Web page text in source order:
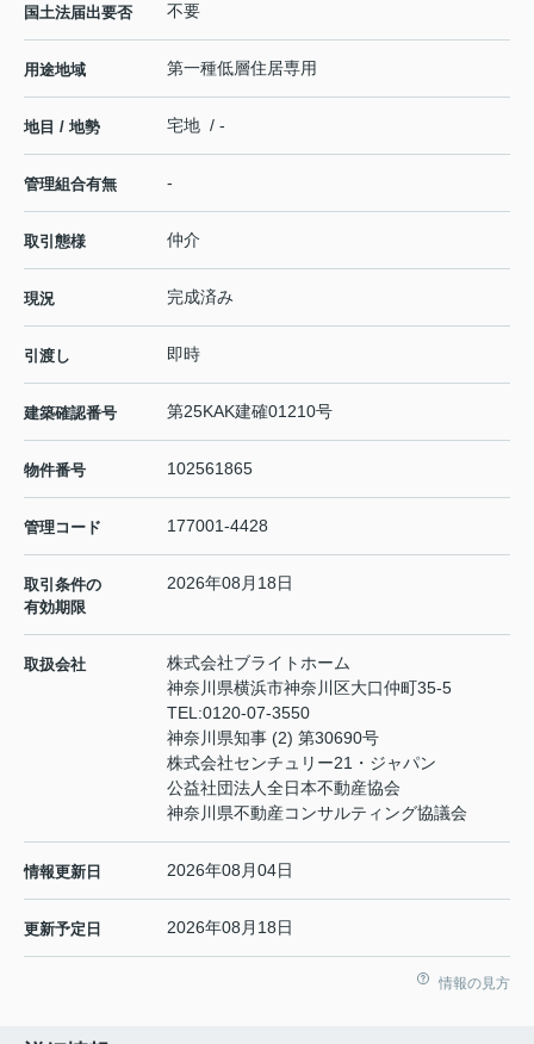
国土法届出要否 不要
用途地域 第一種低層住居専用
地目 / 地勢 宅地 / -
管理組合有無 -
取引態様 仲介
現況 完成済み
引渡し 即時
建築確認番号 第25KAK建確01210号
物件番号 102561865
管理コード 177001-4428
取引条件の
有効期限
2026年08月18日
取扱会社
株式会社ブライトホーム
神奈川県横浜市神奈川区大口仲町35-5
TEL:0120-07-3550
神奈川県知事 (2) 第30690号
株式会社センチュリー21・ジャパン
公益社団法人全日本不動産協会
神奈川県不動産コンサルティング協議会
情報更新日 2026年08月04日
更新予定日 2026年08月18日
情報の見方